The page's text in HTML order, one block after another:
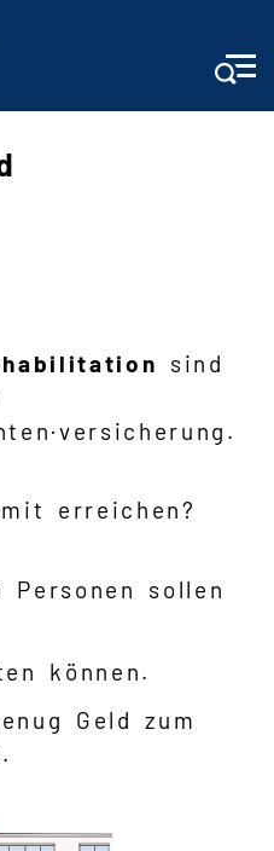
Sprache
sind
erreichen?
sollen
können.
Geld zum